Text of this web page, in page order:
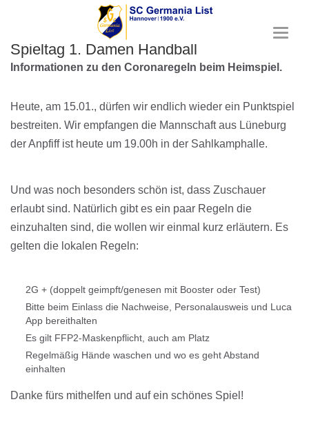
T
g
e
a
o
Spieltag 1. Damen Handball
Informationen zu den Coronaregeln beim Heimspiel.
Heute, am 15.01., dürfen wir endlich wieder ein Punktspiel
bestreiten. Wir empfangen die Mannschaft aus Lüneburg
der Anpfiff ist heute um 19.00h in der Sahlkamphalle.
Und was noch besonders schön ist, dass Zuschauer
erlaubt sind. Natürlich gibt es ein paar Regeln die
einzuhalten sind, die wollen wir einmal kurz erläutern. Es
gelten die lokalen Regeln:
2G + (doppelt geimpft/genesen mit Booster oder Test)
Bitte beim Einlass die Nachweise, Personalausweis und Luca
App bereithalten
Es gilt FFP2-Maskenpflicht, auch am Platz
Regelmäßig Hände waschen und wo es geht Abstand
einhalten
Danke fürs mithelfen und auf ein schönes Spiel!